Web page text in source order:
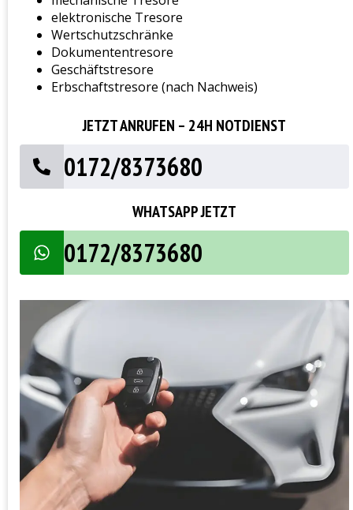
elektronische Tresore
Wertschutzschränke
Dokumententresore
Geschäftstresore
Erbschaftstresore (nach Nachweis)
JETZT ANRUFEN – 24H NOTDIENST
0172/8373680
WHATSAPP JETZT
0172/8373680